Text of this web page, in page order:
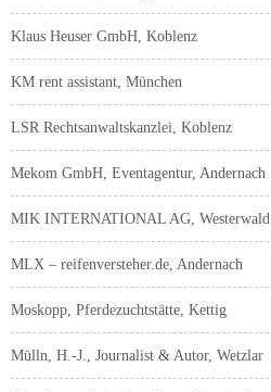
Klaus Heuser GmbH, Koblenz
KM rent assistant, München
LSR Rechtsanwaltskanzlei, Koblenz
Mekom GmbH, Eventagentur, Andernach
MIK INTERNATIONAL AG, Westerwald
MLX – reifenversteher.de, Andernach
Moskopp, Pferdezuchtstätte, Kettig
Mülln, H.-J., Journalist & Autor, Wetzlar